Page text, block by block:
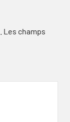
Les champs